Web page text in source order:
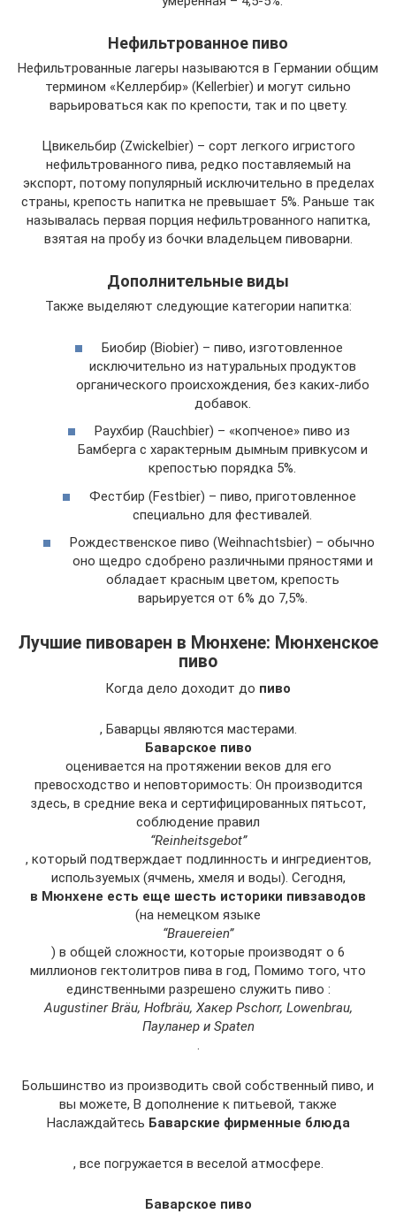
Нефильтрованное пиво
Нефильтрованные лагеры называются в Германии общим
термином «Келлербир» (Kellerbier) и могут сильно
варьироваться как по крепости, так и по цвету.
Цвикельбир (Zwickelbier) – сорт легкого игристого
нефильтрованного пива, редко поставляемый на
экспорт, потому популярный исключительно в пределах
страны, крепость напитка не превышает 5%. Раньше так
называлась первая порция нефильтрованного напитка,
взятая на пробу из бочки владельцем пивоварни.
Дополнительные виды
Также выделяют следующие категории напитка:
Биобир (Biobier) – пиво, изготовленное
исключительно из натуральных продуктов
органического происхождения, без каких-либо
добавок.
Раухбир (Rauchbier) – «копченое» пиво из
Бамберга с характерным дымным привкусом и
крепостью порядка 5%.
Фестбир (Festbier) – пиво, приготовленное
специально для фестивалей.
Рождественское пиво (Weihnachtsbier) – обычно
оно щедро сдобрено различными пряностями и
обладает красным цветом, крепость
варьируется от 6% до 7,5%.
Лучшие пивоварен в Мюнхене: Мюнхенское
пиво
Когда дело доходит до пиво
, Баварцы являются мастерами.
Баварское пиво
оценивается на протяжении веков для его
превосходство и неповторимость: Он производится
здесь, в средние века и сертифицированных пятьсот,
соблюдение правил
“Reinheitsgebot”
, который подтверждает подлинность и ингредиентов,
используемых (ячмень, хмеля и воды). Сегодня,
в Мюнхене есть еще шесть историки пивзаводов
(на немецком языке
“Brauereien”
) в общей сложности, которые производят о 6
миллионов гектолитров пива в год, Помимо того, что
единственными разрешено служить пиво :
Augustiner Bräu, Hofbräu, Хакер Pschorr, Lowenbrau,
Пауланер и Spaten
.
Большинство из производить свой собственный пиво, и
вы можете, В дополнение к питьевой, также
Наслаждайтесь Баварские фирменные блюда
, все погружается в веселой атмосфере.
Баварское пиво